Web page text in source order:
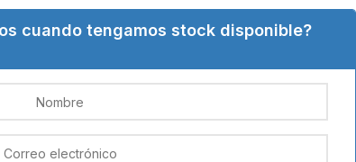
cuando tengamos stock disponible?